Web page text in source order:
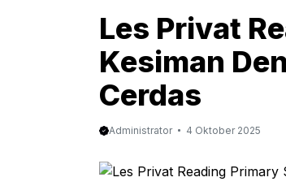
Les Privat
Kesiman
Cerdas
Administrator 4 Oktober 2025